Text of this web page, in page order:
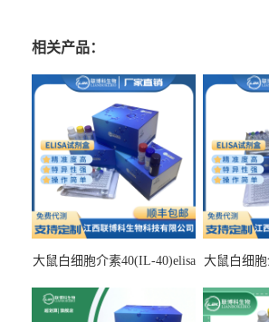
相关产品：
大鼠白细胞介素40(IL-40)elisa
大鼠白细